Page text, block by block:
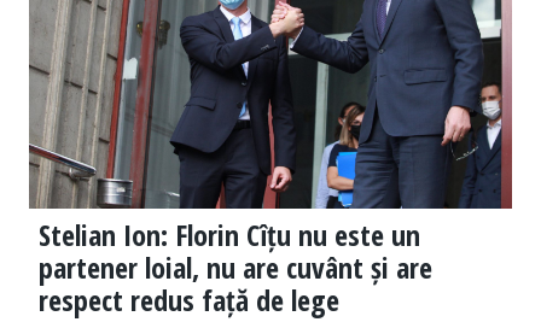
Stelian Ion: Florin Cîțu nu este un
partener loial, nu are cuvânt și are
respect redus față de lege